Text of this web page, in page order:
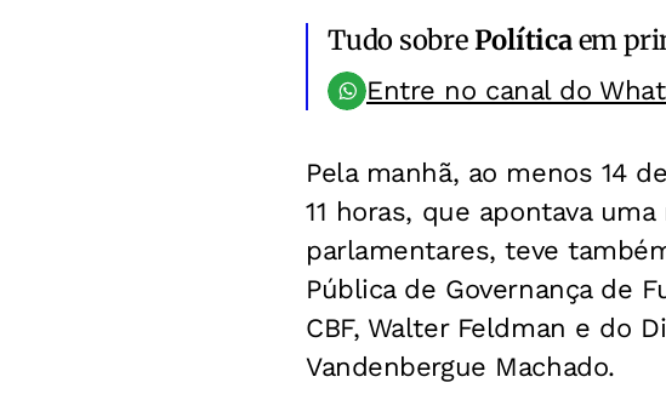
Tudo sobrePolíticaem
Entre no canal do
Pela manhã, ao menos 14
11 horas, que apontava
parlamentares, teve
Pública de Governança de
CBF, Walter Feldman e do
Vandenbergue Machado.